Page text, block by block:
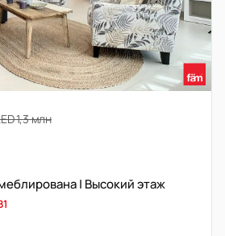
1,3 млн
| Высокий этаж